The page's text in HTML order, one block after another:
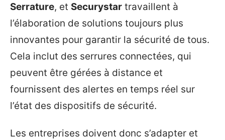
Serrature, et Securystar travaillent à
l’élaboration de solutions toujours plus
innovantes pour garantir la sécurité de tous.
Cela inclut des serrures connectées, qui
peuvent être gérées à distance et
fournissent des alertes en temps réel sur
l’état des dispositifs de sécurité.
Les entreprises doivent donc s’adapter et